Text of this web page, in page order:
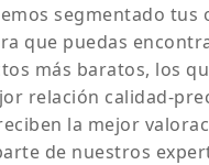
segmentado tus
que puedas
más baratos, los
relación calidad-
la mejor
de nuestros